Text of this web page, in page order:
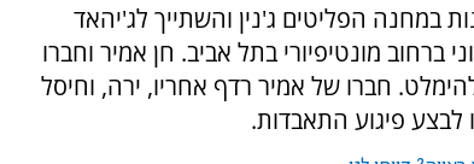
במחנה הפליטים ג'נין והשתייך לג'יהאד
מונטיפיורי בתל אביב. חן אמיר וחברו
חברו של אמיר רדף אחריו, ירה, וחיסל
פיגוע התאבדות.